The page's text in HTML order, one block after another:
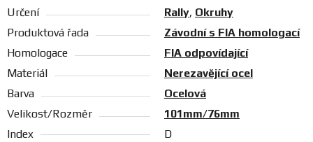
Určení
Rally, Okruhy
Produktová řada
Závodní s FIA homologací
Homologace
FIA odpovídající
Materiál
Nerezavějící ocel
Barva
Ocelová
Velikost/Rozměr
101mm/76mm
Index
D